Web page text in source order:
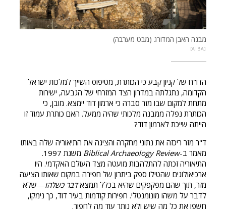
מבנה האבן המדורג (מבט מערבה)
AIBA
הדו"ח של קניון קבע כי הכותרת, מטיפוס השייך למלכות ישראל
הקדומה, נתגלתה במדרון הצד המזרחי של הגבעה, ישירות
מתחת למקום שבו מזר סברה כי ארמון דוד יימצא. מובן, כי
הכותרת נפלה ממבנה מלכותי שהיה ממעל. האם כותרת עמוד זו
הייתה שייכת לארמון דוד?
ד"ר מזר ריכזה את נתוני מחקרה והציגה את התיאוריה שלה באותו
מאמר ב-Biblical Archaeology Review
משנת 1997.
התיאוריה זכתה להתלהבות מועטה מצד העולם האקדמי. היו
ארכיאולוגים שהטילו ספק ביתרון של חפירה במקום שאותו הציעה
מזר, תוך שהם מפקפקים שהיא בכלל תמצאדבר כשלהו—שלא
לדבר על משהו מונומנטלי. חפירות קודמות בעיר דוד, כך נימקו,
חשפו את כל מה שיש ולא נותר עוד מה לחפור.